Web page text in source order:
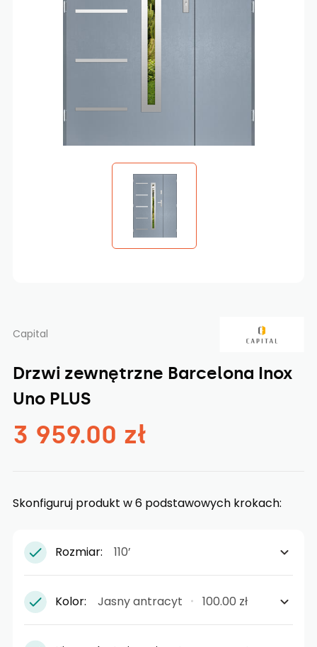
Capital
Drzwi zewnętrzne Barcelona Inox
Uno PLUS
3 959.00 zł
Skonfiguruj produkt w 6 podstawowych krokach:
Rozmiar: 110’
Kolor: Jasny antracyt 100.00 zł